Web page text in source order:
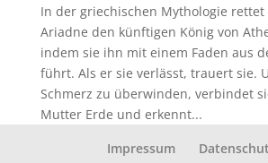
In der griechischen Mythologie rettet
Ariadne den künftigen König von
indem sie ihn mit einem Faden aus
führt. Als er sie verlässt, trauert sie.
Schmerz zu überwinden, verbindet
Mutter Erde und erkennt...
Impressum